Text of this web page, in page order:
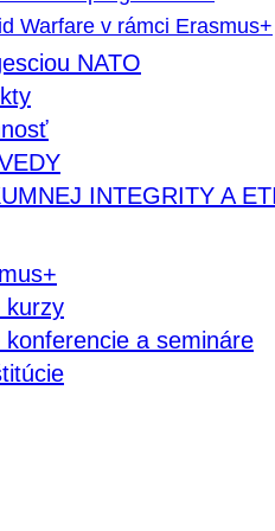
Warfare v rámci Erasmus+
NATO
INTEGRITY A
kurzy
konferencie a semináre